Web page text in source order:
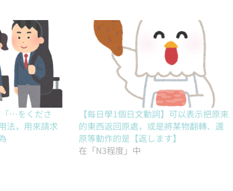
…をくださ
法，用來請求
【每日學1個日文動詞】可以表示把原來
的東西返回原處，或是將某物翻轉、還
原等動作的是【返します】
在「N3程度」中